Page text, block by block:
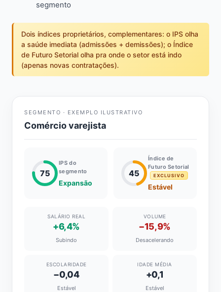
segmento
Dois índices proprietários, complementares: o IPS olha
a saúde imediata (admissões + demissões); o Índice
de Futuro Setorial olha pra onde o setor está indo
(apenas novas contratações).
SEGMENTO · EXEMPLO ILUSTRATIVO
Comércio varejista
75
IPS do
segmento
Expansão
45
Índice de
Futuro Setorial
EXCLUSIVO
Estável
SALÁRIO REAL
+6,4%
Subindo
VOLUME
−15,9%
Desacelerando
ESCOLARIDADE
−0,04
Estável
IDADE MÉDIA
+0,1
Estável